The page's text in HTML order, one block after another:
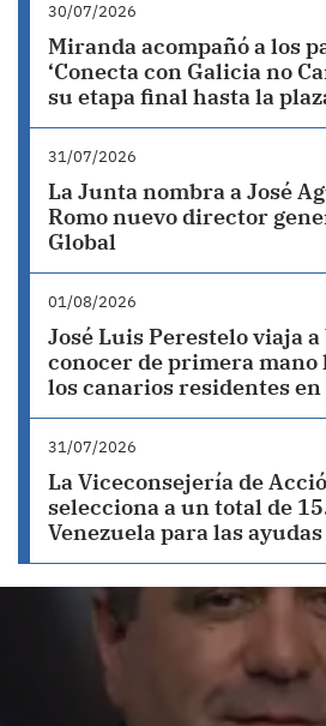
30/07/2026
Miranda acompañó a los
‘Conecta con Galicia no
su etapa final hasta la
31/07/2026
La Junta nombra a José
Romo nuevo director
Global
01/08/2026
José Luis Perestelo viaja
conocer de primera mano
los canarios residentes en
31/07/2026
La Viceconsejería de
selecciona a un total de
Venezuela para las